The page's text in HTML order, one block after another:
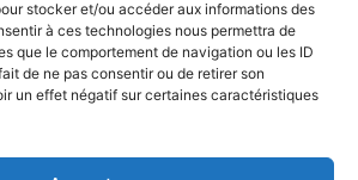
stocker et/ou accéder aux informations des
à ces technologies nous permettra de
que le comportement de navigation ou les ID
de ne pas consentir ou de retirer son
un effet négatif sur certaines caractéristiques